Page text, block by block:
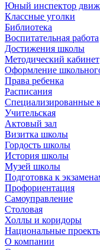
Юный инспектор
Классные уголки
Библиотека
Воспитательная работа
Достижения школы
Методический кабинет
Оформление
Права ребенка
Расписания
Специализированные
Учительская
Актовый зал
Визитка школы
Гордость школы
История школы
Музей школы
Подготовка к
Профориентация
Самоуправление
Столовая
Холлы и коридоры
Национальные
О компании